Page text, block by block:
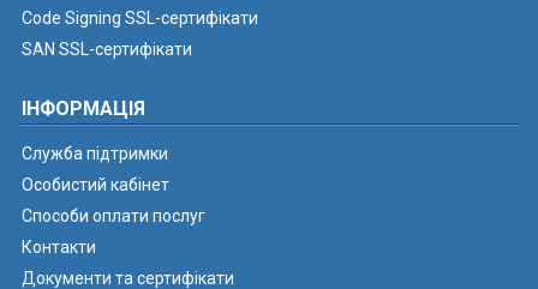
Code Signing SSL-сертифікати
SAN SSL-сертифікати
ІНФОРМАЦІЯ
Служба підтримки
Особистий кабінет
Способи оплати послуг
Контакти
Документи та сертифікати